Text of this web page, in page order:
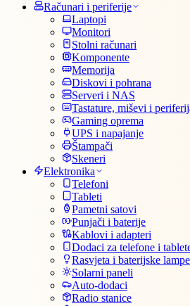
Računari i periferije
Laptopi
Monitori
Stolni računari
Komponente
Memorija
Diskovi i pohrana
Serveri i NAS
Tastature, miševi i
Gaming oprema
UPS i napajanje
Štampači
Skeneri
Elektronika
Telefoni
Tableti
Pametni satovi
Punjači i baterije
Kablovi i adapteri
Dodaci za telefone i
Rasvjeta i baterijske lampe
Solarni paneli
Auto-dodaci
Radio stanice